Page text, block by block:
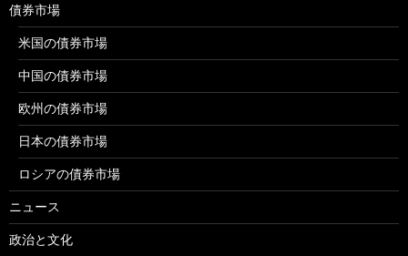
債券市場
米国の債券市場
中国の債券市場
欧州の債券市場
日本の債券市場
ロシアの債券市場
ニュース
政治と文化